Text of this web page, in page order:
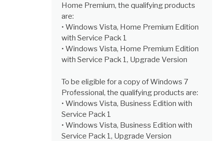
Home Premium, the qualifying products
are:
• Windows Vista, Home Premium Edition
with Service Pack 1
• Windows Vista, Home Premium Edition
with Service Pack 1, Upgrade Version
To be eligible for a copy of Windows 7
Professional, the qualifying products are:
• Windows Vista, Business Edition with
Service Pack 1
• Windows Vista, Business Edition with
Service Pack 1, Upgrade Version